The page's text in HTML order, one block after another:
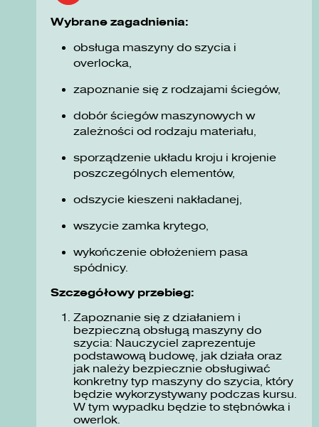
Wybrane zagadnienia:
obsługa maszyny do szycia i
overlocka,
zapoznanie się z rodzajami ściegów,
dobór ściegów maszynowych w
zależności od rodzaju materiału,
sporządzenie układu kroju i krojenie
poszczególnych elementów,
odszycie kieszeni nakładanej,
wszycie zamka krytego,
wykończenie obłożeniem pasa
spódnicy.
Szczegółowy przebieg:
Zapoznanie się z działaniem i
bezpieczną obsługą maszyny do
szycia: Nauczyciel zaprezentuje
podstawową budowę, jak działa oraz
jak należy bezpiecznie obsługiwać
konkretny typ maszyny do szycia, który
będzie wykorzystywany podczas kursu.
W tym wypadku będzie to stębnówka i
owerlok.